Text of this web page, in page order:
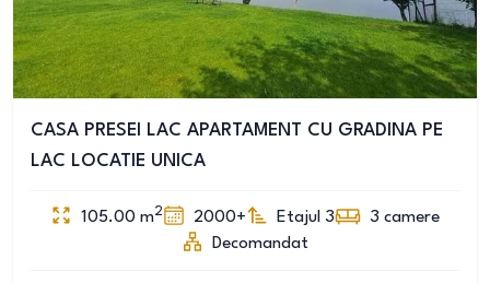
CASA PRESEI LAC APARTAMENT CU GRADINA PE
LAC LOCATIE UNICA
105.00 m2 2000+ Etajul 3 3 camere
Decomandat